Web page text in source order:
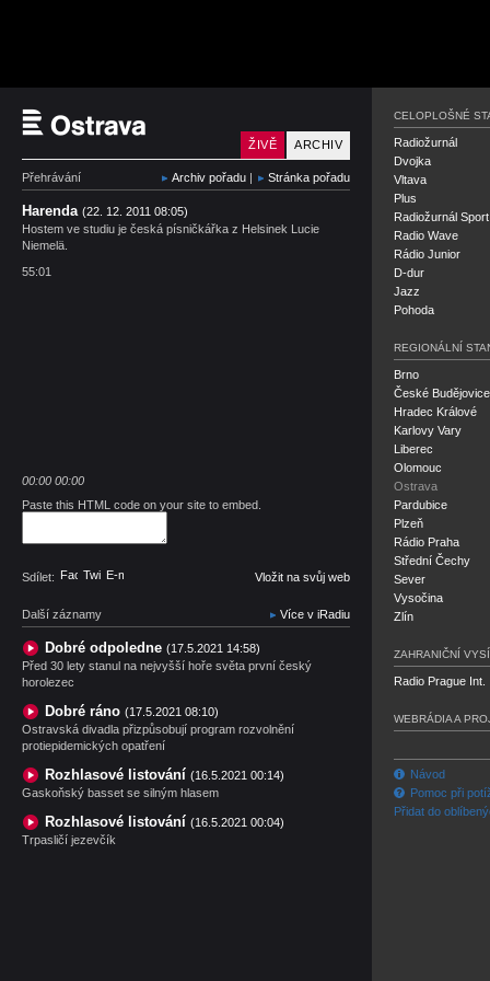
Český rozhlas Ostrava
ARCHIV
ŽIVĚ
Přehrávání Archiv pořadu | Stránka pořadu
Harenda (22. 12. 2011 08:05)
Hostem ve studiu je česká písničkářka z Helsinek Lucie
Niemelä.
55:01
00:00 00:00
Paste this HTML code on your site to embed.
Sdílet: Facebook
TwitterE-mail Vložit na svůj web
Další záznamy Více v iRadiu
Dobré odpoledne (17.5.2021 14:58)
Před 30 lety stanul na nejvyšší hoře světa první český
horolezec
Dobré ráno (17.5.2021 08:10)
Ostravská divadla přizpůsobují program rozvolnění
protiepidemických opatření
Rozhlasové listování (16.5.2021 00:14)
Gaskoňský basset se silným hlasem
Rozhlasové listování (16.5.2021 00:04)
Trpasličí jezevčík
CELOPLOŠNÉ
Radiožurnál
Dvojka
Vltava
Plus
Radiožurnál Sport
Radio Wave
Rádio Junior
D-dur
Jazz
Pohoda
REGIONÁLNÍ
Brno
České Budějovice
Hradec Králové
Karlovy Vary
Liberec
Olomouc
Ostrava
Pardubice
Plzeň
Rádio Praha
Střední Čechy
Sever
Vysočina
Zlín
ZAHRANIČNÍ
Radio Prague Int.
WEBRÁDIA A
Návod
Pomoc při
Přidat do